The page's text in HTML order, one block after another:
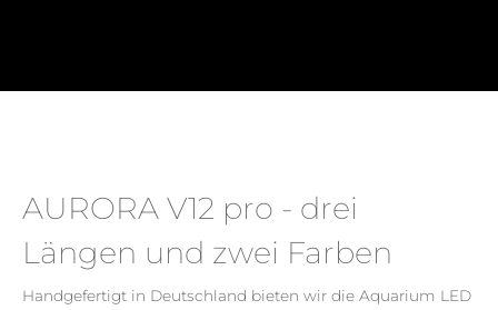
AURORA V12 pro - drei
Längen und zwei Farben
Handgefertigt in Deutschland bieten wir die Aquarium LED